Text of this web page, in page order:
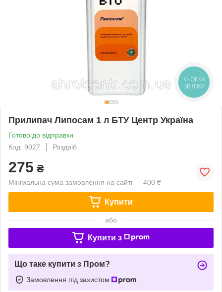
Прилипач Липосам 1 л БТУ Центр Україна
Готово до відправки
Код: 9027
Роздріб
275 ₴
Мінімальна сума замовлення на сайті — 400 ₴
Купити
або
Купити з
Що таке купити з Пром?
Замовлення під захистом
КНОПКА
ЗВ'ЯЗКУ